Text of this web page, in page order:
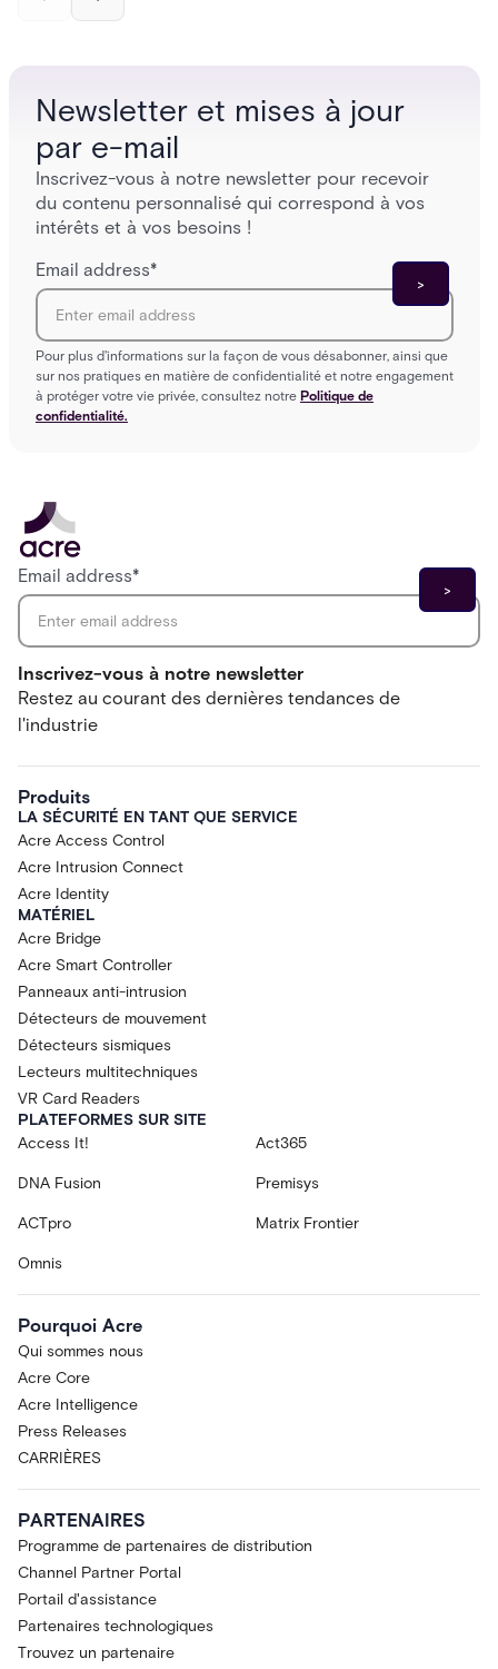
Acre Bridge cree un chemin pratique entre les
Newsletter et mises à jour
par e-mail
Inscrivez-vous à notre newsletter pour recevoir
du contenu personnalisé qui correspond à vos
intérêts et à vos besoins !
Email address*
Pour plus d'informations sur la façon de vous désabonner, ainsi que
sur nos pratiques en matière de confidentialité et notre engagement
à protéger votre vie privée, consultez notre Politique de
confidentialité.
Inscrivez-vous à notre newsletter
Restez au courant des dernières tendances de
l'industrie
Email address*
Produits
LA SÉCURITÉ EN TANT QUE SERVICE
Acre Access Control
Acre Intrusion Connect
Acre Identity
MATÉRIEL
Acre Bridge
Acre Smart Controller
Panneaux anti-intrusion
Détecteurs de mouvement
Détecteurs sismiques
Lecteurs multitechniques
VR Card Readers
PLATEFORMES SUR SITE
Access It!
Act365
DNA Fusion Premisys
ACTpro Matrix Frontier
Omnis
Pourquoi Acre
Qui sommes nous
Acre Core
Acre Intelligence
Press Releases
CARRIÈRES
PARTENAIRES
Programme de partenaires de distribution
Channel Partner Portal
Portail d'assistance
Partenaires technologiques
Trouvez un partenaire